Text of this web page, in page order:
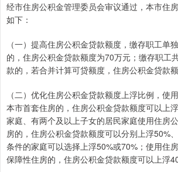
经市住房公积金管理委员会审议通过，本市住
如下：
（一）提高住房公积金贷款额度，缴存职工单
的，住房公积金贷款额度为70万元；缴存职工
款的，若合并计算可贷额度，住房公积金贷款额
（二）优化住房公积金贷款额度上浮比例，使
本市首套住房的，住房公积金贷款额度可以上
家庭、有两个及以上子女的居民家庭使用住房
房的，住房公积金贷款额度可以分别上浮50%
条件的家庭可以选择上浮50%或70%；使用住
保障性住房的，住房公积金贷款额度可以上浮